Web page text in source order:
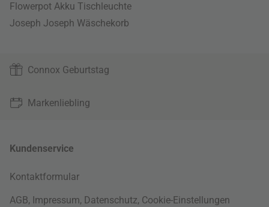
Flowerpot Akku Tischleuchte
Joseph Joseph Wäschekorb
Connox Geburtstag
Markenliebling
Kundenservice
Kontaktformular
AGB, Impressum, Datenschutz, Cookie-Einstellungen